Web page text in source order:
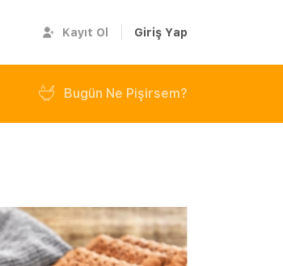
Kayıt Ol Giriş Yap
Bugün Ne Pişirsem?